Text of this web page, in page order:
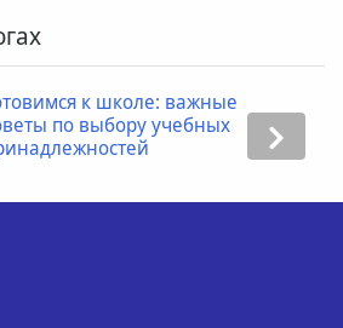
к школе: важные
по выбору учебных